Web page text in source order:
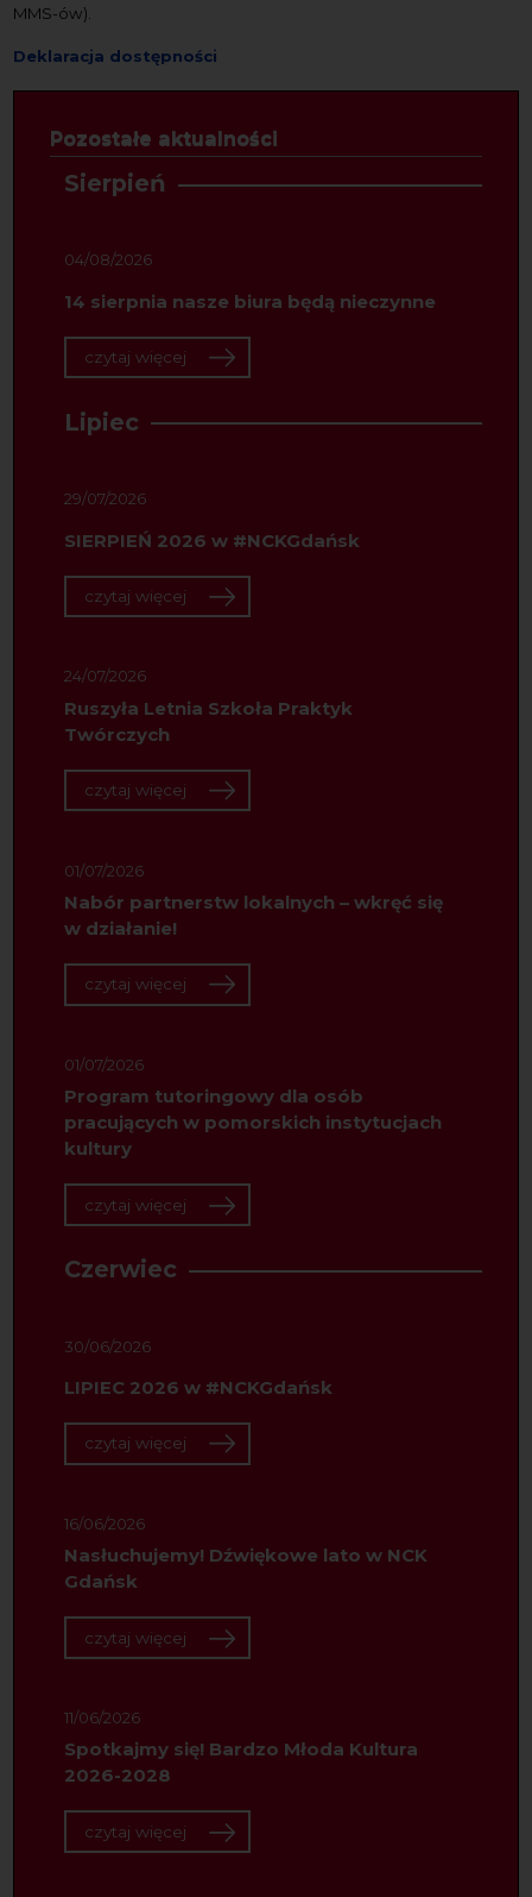
MMS-ów).
Deklaracja dostępności
Pozostałe aktualności
Sierpień
04/08/2026
14 sierpnia nasze biura będą nieczynne
czytaj więcej
Lipiec
29/07/2026
SIERPIEŃ 2026 w #NCKGdańsk
czytaj więcej
24/07/2026
Ruszyła Letnia Szkoła Praktyk
Twórczych
czytaj więcej
01/07/2026
Nabór partnerstw lokalnych – wkręć się
w działanie!
czytaj więcej
01/07/2026
Program tutoringowy dla osób
pracujących w pomorskich instytucjach
kultury
czytaj więcej
Czerwiec
30/06/2026
LIPIEC 2026 w #NCKGdańsk
czytaj więcej
16/06/2026
Nasłuchujemy! Dźwiękowe lato w NCK
Gdańsk
czytaj więcej
11/06/2026
Spotkajmy się! Bardzo Młoda Kultura
2026-2028
czytaj więcej